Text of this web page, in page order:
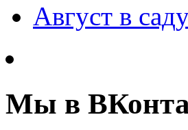
Август в
Мы в